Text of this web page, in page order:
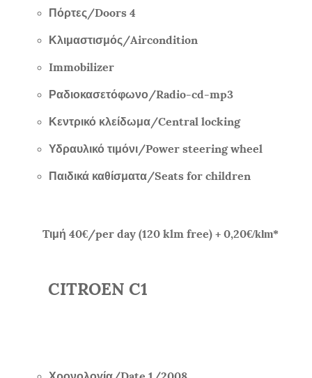
Πόρτες/Doors 4
Κλιμαστισμός/Aircondition
Immobilizer
Ραδιοκασετόφωνο/Radio-cd-mp3
Κεντρικό κλείδωμα/Central locking
Υδραυλικό τιμόνι/Power steering wheel
Παιδικά καθίσματα/Seats for children
Tιμή 40€/per day (120 klm free) + 0,20€/klm*
CITROEN C1